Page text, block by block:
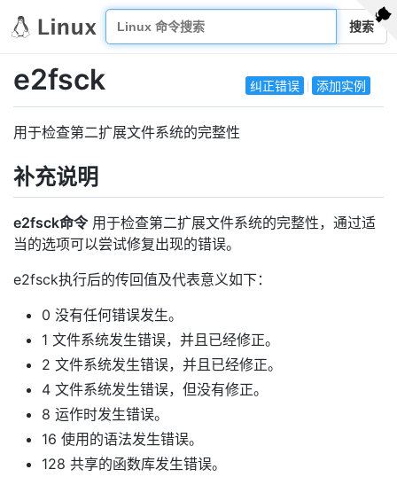
搜索
纠正错误 添加实例
e2fsck
用于检查第二扩展文件系统的完整性
补充说明
e2fsck命令用于检查第二扩展文件系统的完整性，通过适
当的选项可以尝试修复出现的错误。
e2fsck执行后的传回值及代表意义如下：
0 没有任何错误发生。
1 文件系统发生错误，并且已经修正。
2 文件系统发生错误，并且已经修正。
4 文件系统发生错误，但没有修正。
8 运作时发生错误。
16 使用的语法发生错误。
128 共享的函数库发生错误。